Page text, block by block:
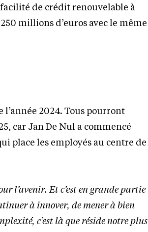
de crédit renouvelable à
millions d’euros avec le même
l’année 2024. Tous pourront
car Jan De Nul a commencé
place les employés au centre de
l’avenir. Et c’est en grande partie
à innover, de mener à bien
c’est là que réside notre plus